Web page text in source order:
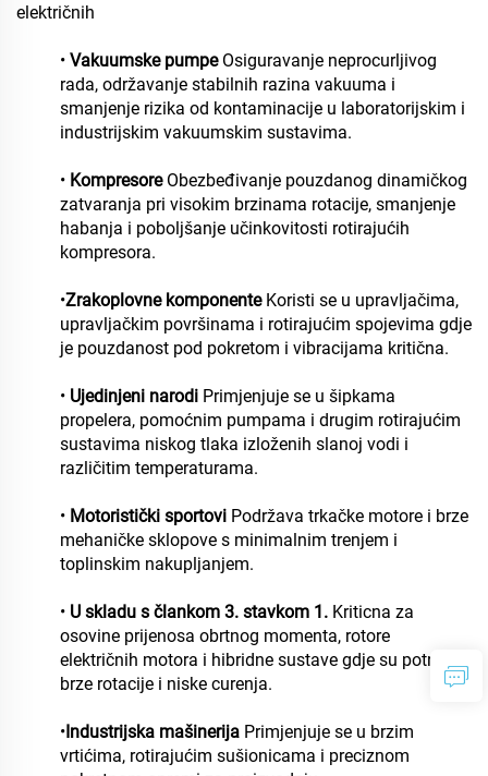
električnih
• Vakuumske pumpe Osiguravanje neprocurljivog
rada, održavanje stabilnih razina vakuuma i
smanjenje rizika od kontaminacije u laboratorijskim i
industrijskim vakuumskim sustavima.
• Kompresore Obezbeđivanje pouzdanog dinamičkog
zatvaranja pri visokim brzinama rotacije, smanjenje
habanja i poboljšanje učinkovitosti rotirajućih
kompresora.
•Zrakoplovne komponente Koristi se u upravljačima,
upravljačkim površinama i rotirajućim spojevima gdje
je pouzdanost pod pokretom i vibracijama kritična.
• Ujedinjeni narodi Primjenjuje se u šipkama
propelera, pomoćnim pumpama i drugim rotirajućim
sustavima niskog tlaka izloženih slanoj vodi i
različitim temperaturama.
• Motoristički sportovi Podržava trkačke motore i brze
mehaničke sklopove s minimalnim trenjem i
toplinskim nakupljanjem.
• U skladu s člankom 3. stavkom 1. Kriticna za
osovine prijenosa obrtnog momenta, rotore
električnih motora i hibridne sustave gdje su potrebne
brze rotacije i niske curenja.
•Industrijska mašinerija Primjenjuje se u brzim
vrtićima, rotirajućim sušionicama i preciznom